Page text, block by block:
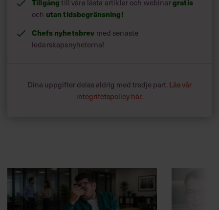
Tillgångtill våra låsta artiklar och webinargratis
och utan tidsbegränsning!
Chefs nyhetsbrev med senaste
ledarskapsnyheterna!
Dina uppgifter delas aldrig med tredje part. Läs vår
integritetspolicy här.